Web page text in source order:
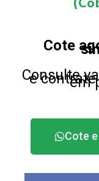
Cote
Consulte
e em
Cote